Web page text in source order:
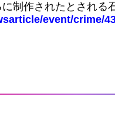
制作されたとされる
event/crime/